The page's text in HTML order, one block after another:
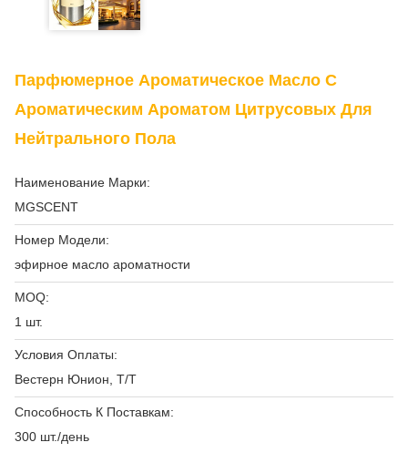
Парфюмерное Ароматическое Масло С
Ароматическим Ароматом Цитрусовых Для
Нейтрального Пола
Наименование Марки:
MGSCENT
Номер Модели:
эфирное масло ароматности
MOQ:
1 шт.
Условия Оплаты:
Вестерн Юнион, Т/Т
Способность К Поставкам:
300 шт./день